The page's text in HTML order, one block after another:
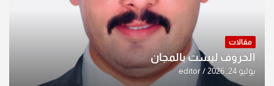
مقالات
الحروف ليست بالمجان
يوليو 24, 2026 editor